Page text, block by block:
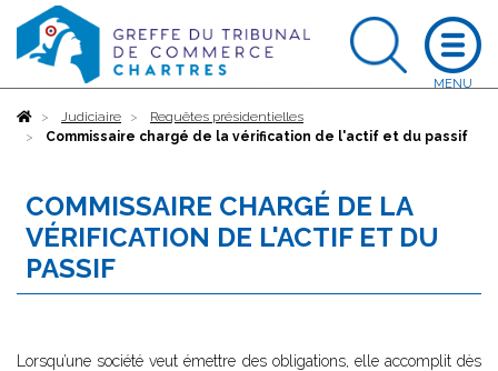
AccueilJudiciaire
Requêtes présidentielles
Commissaire chargé de la vérification de l'actif et du passif
COMMISSAIRE CHARGÉ DE LA
VÉRIFICATION DE L'ACTIF ET DU
PASSIF
Lorsqu’une société veut émettre des obligations, elle accomplit dès